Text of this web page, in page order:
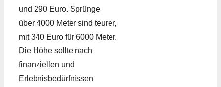
und 290 Euro. Sprünge
über 4000 Meter sind teurer,
mit 340 Euro für 6000 Meter.
Die Höhe sollte nach
finanziellen und
Erlebnisbedürfnissen